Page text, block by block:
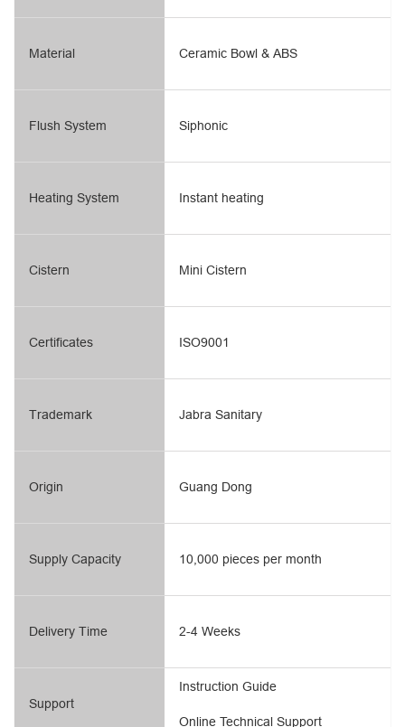
Material
Flush System
Ceramic Bowl & ABS
Siphonic
Heating System
Cistern
Certificates
Trademark
Origin
Supply Capacity
Delivery Time
Support
Instant heating
Mini Cistern
ISO9001
Jabra Sanitary
Guang Dong
10,000 pieces per month
2-4 Weeks
Online Technical Support
Instruction Guide